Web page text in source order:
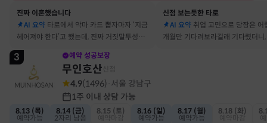
진짜 이혼했습니다
AI 요약 타로에서 악마 카드 뽑자마자 ‘지금
헤어져야 한다’고 했는데, 진짜 거짓말투성이
결혼 생활 끝에 이혼 숙고 중이에요
신점 보는듯한 타로
AI 요약 취업 고민으로 당장은 어
개월만 기다려보라길래 기다렸더니
3 예약 성공보장
무인호산
4.9(1496) 서울 강남구
1주 이내 상담 가능
8.13 (목)
예약가능
8.14 (금)
2자리 남음
8.15 (토)
8.16 (일)
예약가능
8.17 (월)
예약가능
8.18 (화)